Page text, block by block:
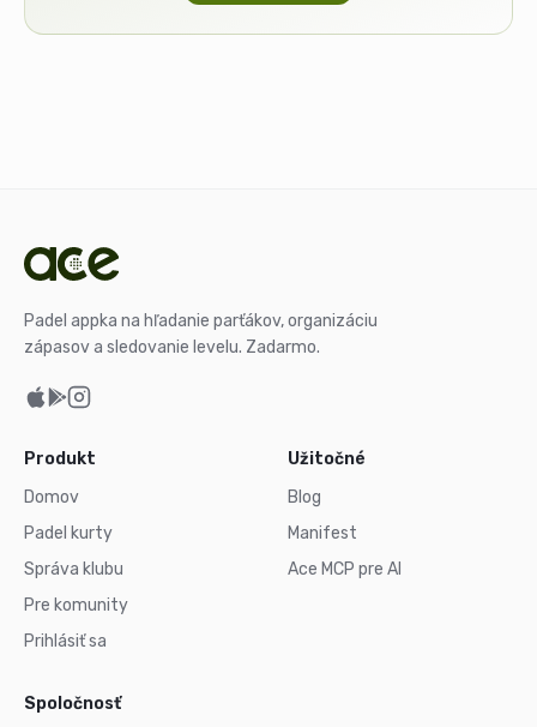
Padel appka na hľadanie parťákov, organizáciu
zápasov a sledovanie levelu. Zadarmo.
Produkt
Domov
Padel kurty
Správa klubu
Pre komunity
Prihlásiť sa
Užitočné
Blog
Manifest
Ace MCP pre AI
Spoločnosť